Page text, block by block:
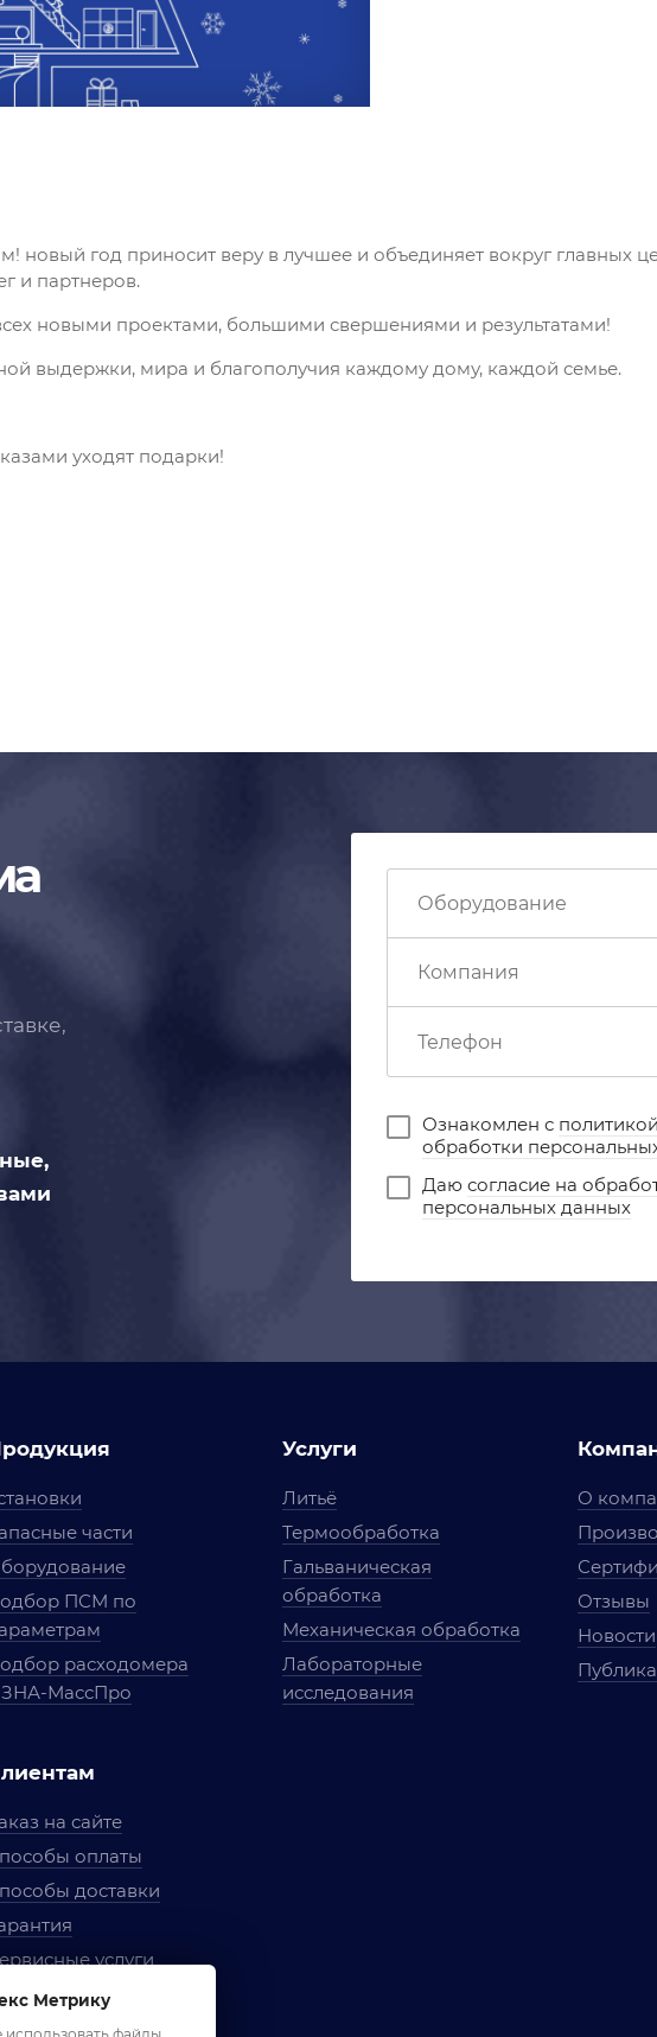
новый год приносит веру в лучшее и объединяет вокруг главных
и партнеров.
новыми проектами, большими свершениями и результатами!
выдержки, мира и благополучия каждому дому, каждой семье.
уходят подарки!
Ознакомлен с политикой
обработки
Даю согласие на
персональных данных
части
ПСМ по
расходомера
МассПро
на сайте
оплаты
доставки
услуги
и ответы
сотрудничества
Услуги
Литьё
Термообработка
Гальваническая
обработка
Механическая обработка
Лабораторные
исследования
О
Отзывы
Новости
Метрику